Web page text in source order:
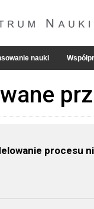
nauki
procesu